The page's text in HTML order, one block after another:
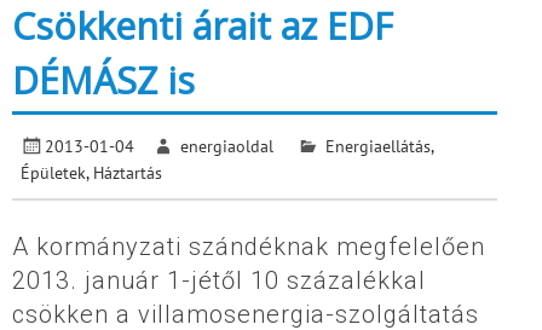
Csökkenti árait az EDF
DÉMÁSZ is
2013-01-04 energiaoldal Energiaellátás,
Épületek, Háztartás
A kormányzati szándéknak megfelelően
2013. január 1-jétől 10 százalékkal
csökken a villamosenergia-szolgáltatás